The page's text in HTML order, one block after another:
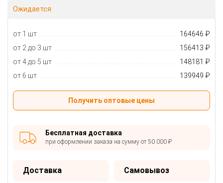
Ожидается
от 1 шт
164646 ₽
от 2 до 3 шт
156413 ₽
от 4 до 5 шт
148181 ₽
от 6 шт
139949 ₽
Получить оптовые цены
Бесплатная доставка
при оформлении заказа на сумму от 50 000 ₽
Доставка Самовывоз